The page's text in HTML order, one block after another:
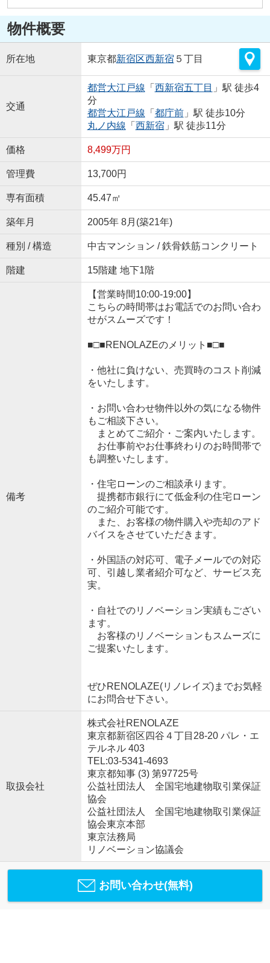
物件概要
所在地 東京都新宿区西新宿 ５丁目
交通
都営大江戸線 「 西新宿五丁目 」駅 徒歩4
分
都営大江戸線 「 都庁前」駅 徒歩10分
丸ノ内線 「 西新宿 」駅 徒歩11分
価格 8,499万円
管理費 13,700円
専有面積 45.47㎡
築年月 2005年 8月(築21年)
種別 / 構造 中古マンション / 鉄骨鉄筋コンクリート
階建 15階建 地下1階
備考
【営業時間10:00-19:00】
こちらの時間帯はお電話でのお問い合わ
せがスムーズです！
■□■RENOLAZEのメリット■□■
・他社に負けない、売買時のコスト削減
をいたします。
・お問い合わせ物件以外の気になる物件
もご相談下さい。
まとめてご紹介・ご案内いたします。
お仕事前やお仕事終わりのお時間帯で
も調整いたします。
・住宅ローンのご相談承ります。
提携都市銀行にて低金利の住宅ローン
のご紹介可能です。
また、お客様の物件購入や売却のアド
バイスをさせていただきます。
・外国語の対応可、電子メールでの対応
可、引越し業者紹介可など、サービス充
実。
・自社でのリノベーション実績もござい
ます。
お客様のリノベーションもスムーズに
ご提案いたします。
ぜひRENOLAZE(リノレイズ)までお気軽
にお問合せ下さい。
取扱会社
株式会社RENOLAZE
東京都新宿区四谷４丁目28-20 パレ・エ
テルネル 403
TEL:03-5341-4693
東京都知事 (3) 第97725号
公益社団法人 全国宅地建物取引業保証
協会
公益社団法人 全国宅地建物取引業保証
協会東京本部
東京法務局
リノベーション協議会
お問い合わせ(無料)